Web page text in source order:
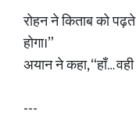
रोहन ने किताब को
होगा।”
अयान ने कहा, “हाँ…
---